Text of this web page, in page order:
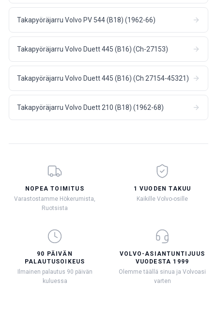
Takapyöräjarru Volvo PV 544 (B18) (1962-66)
Takapyöräjarru Volvo Duett 445 (B16) (Ch-27153)
Takapyöräjarru Volvo Duett 445 (B16) (Ch 27154-45321)
Takapyöräjarru Volvo Duett 210 (B18) (1962-68)
NOPEA TOIMITUS
Varastostamme Hökerumista,
Ruotsista
1 VUODEN TAKUU
Kaikille Volvo-osille
90 PÄIVÄN
PALAUTUSOIKEUS
Ilmainen palautus 90 päivän
kuluessa
VOLVO-ASIANTUNTIJUUS
VUODESTA 1999
Olemme täällä sinua ja Volvoasi
varten